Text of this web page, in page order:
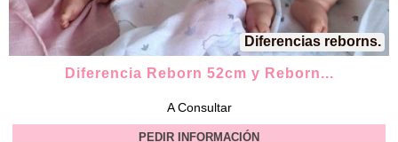
Diferencias reborns.
Diferencia Reborn 52cm y Reborn...
A Consultar
PEDIR INFORMACIÓN